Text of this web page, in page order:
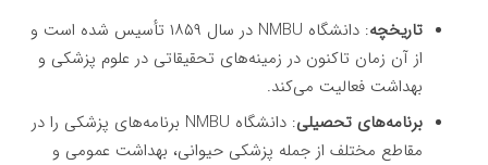
تاریخچه
: دانشگاه NMBU در سال ۱۸۵۹ تأسیس شده است و
از آن زمان تاکنون در زمینه‌های تحقیقاتی در علوم پزشکی و
بهداشت فعالیت می‌کند.
برنامه‌های تحصیلی
: دانشگاه NMBU برنامه‌های پزشکی را در
مقاطع مختلف از جمله پزشکی حیوانی، بهداشت عمومی و